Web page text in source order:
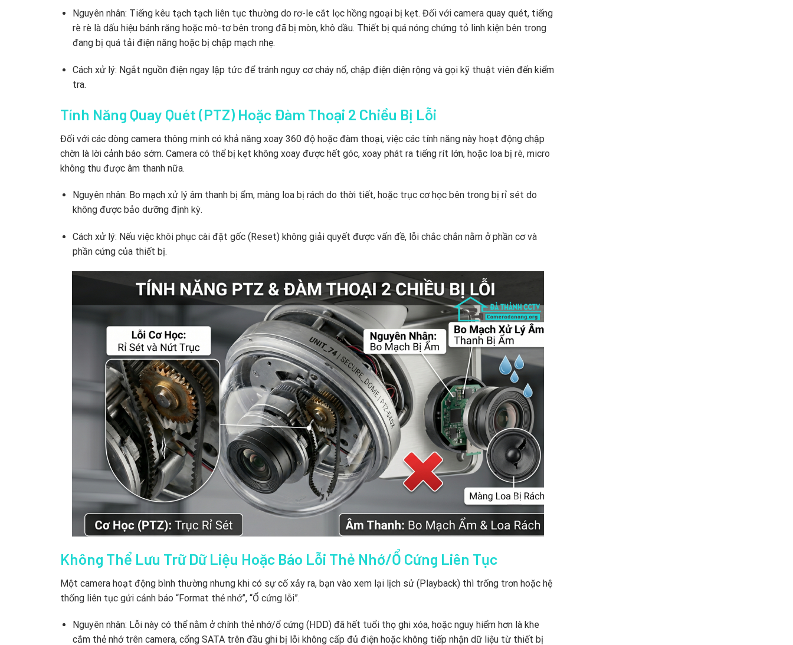
Nguyên nhân: Tiếng kêu tạch tạch liên tục thường do rơ-le cắt lọc hồng ngoại bị kẹt. Đối với camera quay quét, tiếng
rè rè là dấu hiệu bánh răng hoặc mô-tơ bên trong đã bị mòn, khô dầu. Thiết bị quá nóng chứng tỏ linh kiện bên trong
đang bị quá tải điện năng hoặc bị chập mạch nhẹ.
Cách xử lý: Ngắt nguồn điện ngay lập tức để tránh nguy cơ cháy nổ, chập điện diện rộng và gọi kỹ thuật viên đến kiểm
tra.
Tính Năng Quay Quét (PTZ) Hoặc Đàm Thoại 2 Chiều Bị Lỗi
Đối với các dòng camera thông minh có khả năng xoay 360 độ hoặc đàm thoại, việc các tính năng này hoạt động chập
chờn là lời cảnh báo sớm. Camera có thể bị kẹt không xoay được hết góc, xoay phát ra tiếng rít lớn, hoặc loa bị rè, micro
không thu được âm thanh nữa.
Nguyên nhân: Bo mạch xử lý âm thanh bị ẩm, màng loa bị rách do thời tiết, hoặc trục cơ học bên trong bị rỉ sét do
không được bảo dưỡng định kỳ.
Cách xử lý: Nếu việc khôi phục cài đặt gốc (Reset) không giải quyết được vấn đề, lỗi chắc chắn nằm ở phần cơ và
phần cứng của thiết bị.
Không Thể Lưu Trữ Dữ Liệu Hoặc Báo Lỗi Thẻ Nhớ/Ổ Cứng Liên Tục
Một camera hoạt động bình thường nhưng khi có sự cố xảy ra, bạn vào xem lại lịch sử (Playback) thì trống trơn hoặc hệ
thống liên tục gửi cảnh báo “Format thẻ nhớ”, “Ổ cứng lỗi”.
Nguyên nhân: Lỗi này có thể nằm ở chính thẻ nhớ/ổ cứng (HDD) đã hết tuổi thọ ghi xóa, hoặc nguy hiểm hơn là khe
cắm thẻ nhớ trên camera, cổng SATA trên đầu ghi bị lỗi không cấp đủ điện hoặc không tiếp nhận dữ liệu từ thiết bị